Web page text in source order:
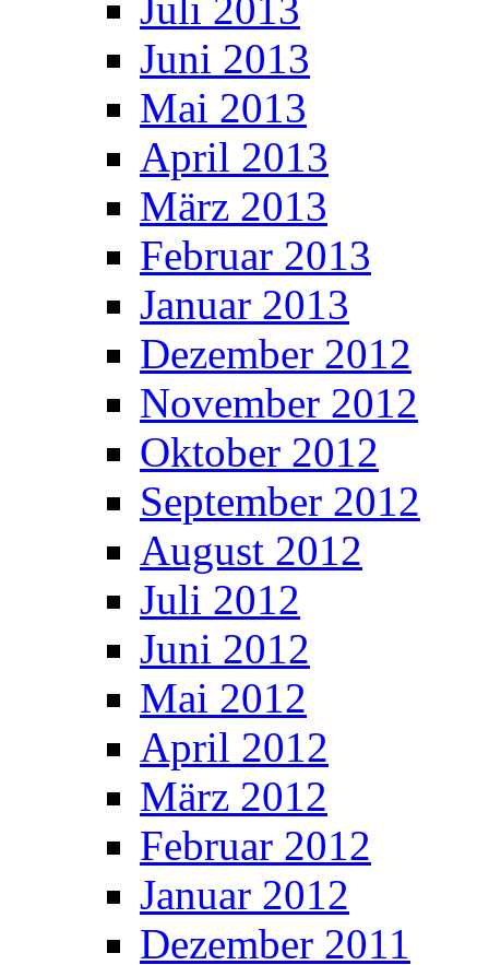
Juni 2013
Mai 2013
April 2013
März 2013
Februar 2013
Januar 2013
Dezember 2012
November 2012
Oktober 2012
September 2012
August 2012
Juli 2012
Juni 2012
Mai 2012
April 2012
März 2012
Februar 2012
Januar 2012
Dezember 2011